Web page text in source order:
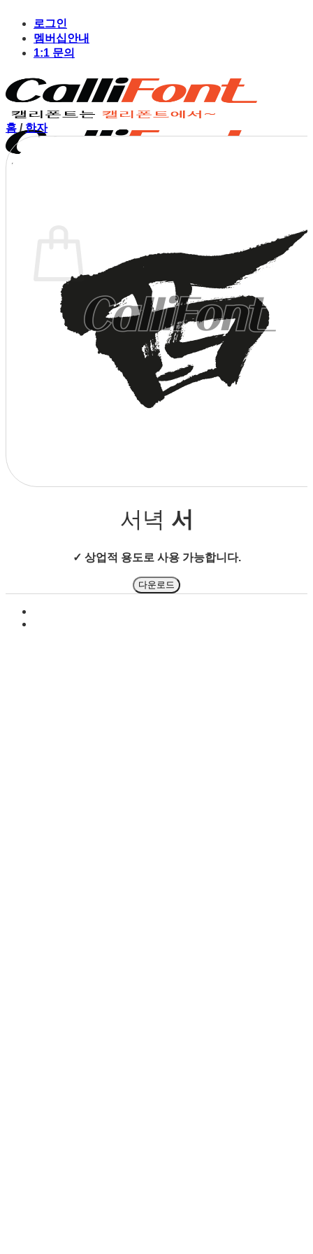
content
로그인
멤버십안내
1:1 문의
장바구니에 상품이 없습니다.
상점으로 돌아가기
홈 / 한자
서녁 서
✓ 상업적 용도로 사용 가능합니다.
다운로드